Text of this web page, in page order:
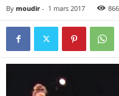
By moudir - 1 mars 2017 866